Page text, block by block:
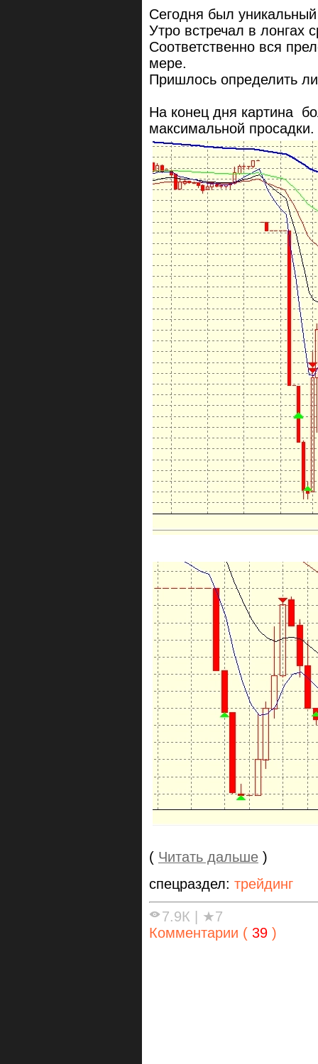
Сегодня был
Утро встречал в лонгах
Соответственно вся
мере.
Пришлось определить
На конец дня картина
максимальной просадки.
( Читать дальше )
спецраздел: трейдинг
7.9К | ★7
Комментарии ( 39 )